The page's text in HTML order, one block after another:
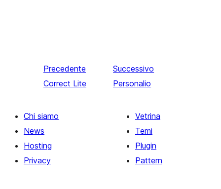
Precedente
Correct Lite
Successivo
Personalio
Chi siamo
News
Hosting
Privacy
Vetrina
Temi
Plugin
Pattern